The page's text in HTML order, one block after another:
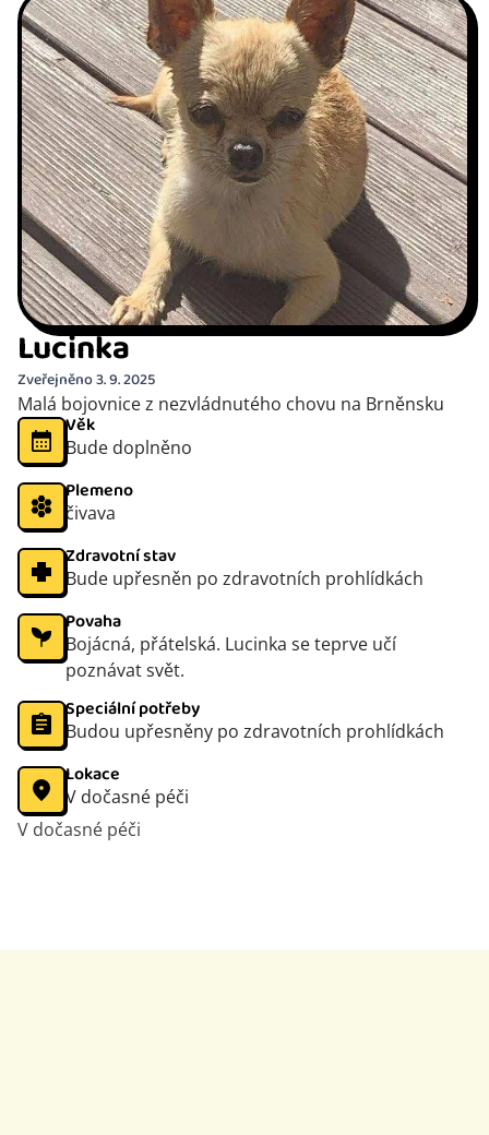
Lucinka
Zveřejněno 3. 9. 2025
Malá bojovnice z nezvládnutého chovu na Brněnsku
Věk
Bude doplněno
Plemeno
čivava
Zdravotní stav
Bude upřesněn po zdravotních prohlídkách
Povaha
Bojácná, přátelská. Lucinka se teprve učí
poznávat svět.
Speciální potřeby
Budou upřesněny po zdravotních prohlídkách
Lokace
V dočasné péči
V dočasné péči